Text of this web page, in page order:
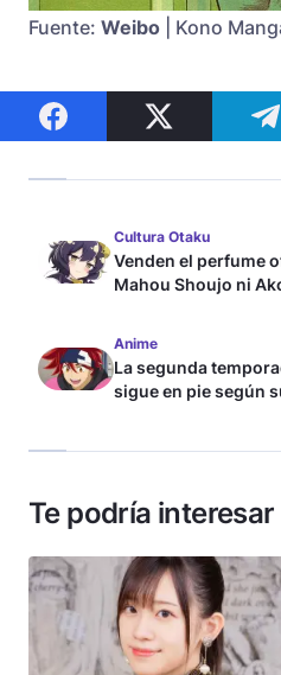
Fuente: Weibo | Kono
Cultura Otaku
Venden el perfume
Mahou Shoujo ni
Anime
La segunda
sigue en pie según
Te podría interesar